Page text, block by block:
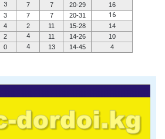
3 7 7 20-29
16
3 7 7 20-31 16
4 2 11 15-28
14
2 4 11 14-26
10
0 4 13 14-45 4